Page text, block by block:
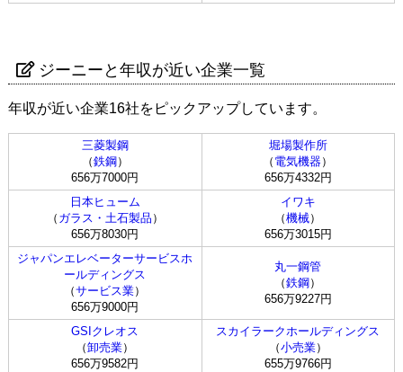
ジーニーと年収が近い企業一覧
年収が近い企業16社をピックアップしています。
三菱製鋼
（鉄鋼）
656万7000円
堀場製作所
（ 電気機器）
656万4332円
日本ヒューム
（ ガラス・土石製品 ）
656万8030円
イワキ
（機械）
656万3015円
ジャパンエレベーターサービスホ
ールディングス
（サービス業）
656万9000円
丸一鋼管
（鉄鋼）
656万9227円
GSIクレオス
（卸売業）
656万9582円
スカイラークホールディングス
（小売業）
655万9766円